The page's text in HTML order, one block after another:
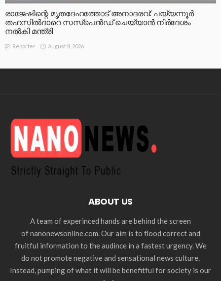
രാജേഷിന്റെ മൃതദേഹത്തോട് അനാദരവ്: പയ്യന്നൂർ
തഹസിൽദാറെ സസ്പെൻഡ് ചെയ്യാൻ നിർദേശം
നൽകി മന്ത്രി
Reporter August 8, 2026
ABOUT US
A team of experinced hands are behind the screen
of nanonewsonline.com. Our aim is to flood correct and
fruitful information to the audince in a fastest urgency. We
do not promote negative and sensational news culture.
Instead, pumping of what it will be benefitful for society is our